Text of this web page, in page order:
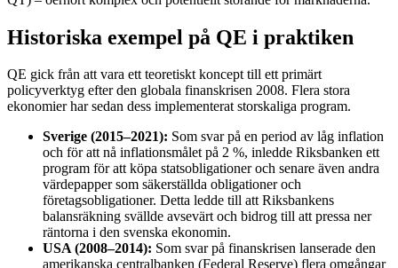
Historiska exempel på QE i praktiken
QE gick från att vara ett teoretiskt koncept till ett primärt
policyverktyg efter den globala finanskrisen 2008. Flera stora
ekonomier har sedan dess implementerat storskaliga program.
Sverige (2015–2021): Som svar på en period av låg inflation
och för att nå inflationsmålet på 2 %, inledde Riksbanken ett
program för att köpa statsobligationer och senare även andra
värdepapper som säkerställda obligationer och
företagsobligationer. Detta ledde till att Riksbankens
balansräkning svällde avsevärt och bidrog till att pressa ner
räntorna i den svenska ekonomin.
USA (2008–2014): Som svar på finanskrisen lanserade den
amerikanska centralbanken (Federal Reserve) flera omgångar